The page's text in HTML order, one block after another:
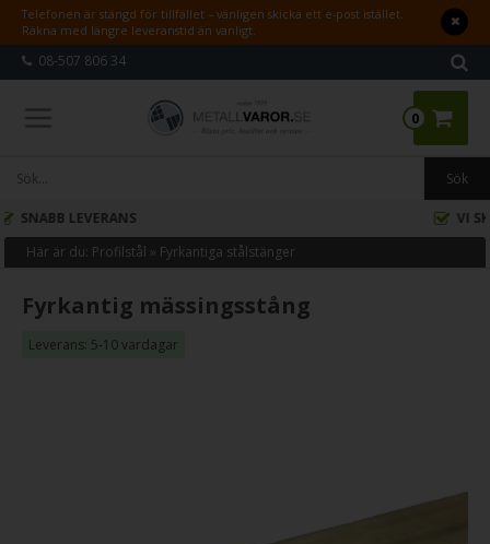
Telefonen är stängd för tillfället – vänligen skicka ett e-post istället.
Räkna med längre leveranstid än vanligt.
08-507 806 34
0
Här är du: Profilstål » Fyrkantiga stålstänger
Fyrkantig mässingsstång
Leverans: 5-10 vardagar